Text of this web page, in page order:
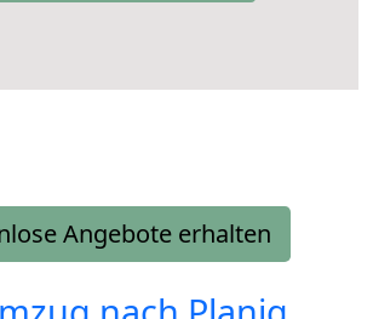
Angebote erhalten